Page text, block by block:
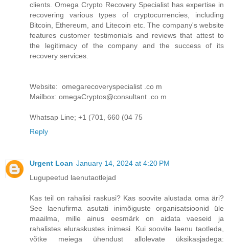
clients. Omega Crypto Recovery Specialist has expertise in
recovering various types of cryptocurrencies, including
Bitcoin, Ethereum, and Litecoin etc. The company's website
features customer testimonials and reviews that attest to
the legitimacy of the company and the success of its
recovery services.
Website: omegarecoveryspecialist .co m
Mailbox: omegaCryptos@consultant .co m
Whatsap Line; +1 (701, 660 (04 75
Reply
Urgent Loan January 14, 2024 at 4:20 PM
Lugupeetud laenutaotlejad
Kas teil on rahalisi raskusi? Kas soovite alustada oma äri?
See laenufirma asutati inimõiguste organisatsioonid üle
maailma, mille ainus eesmärk on aidata vaeseid ja
rahalistes eluraskustes inimesi. Kui soovite laenu taotleda,
võtke meiega ühendust allolevate üksikasjadega: